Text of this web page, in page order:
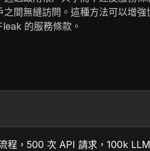
間無縫訪問。這種方法可以增
的服務條款。
程，500 次 API 請求，100k